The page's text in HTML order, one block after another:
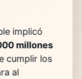
implicó
millones
cumplir los
al